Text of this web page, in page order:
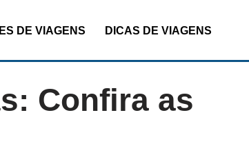
DE VIAGENS DICAS DE VIAGENS
Confira as